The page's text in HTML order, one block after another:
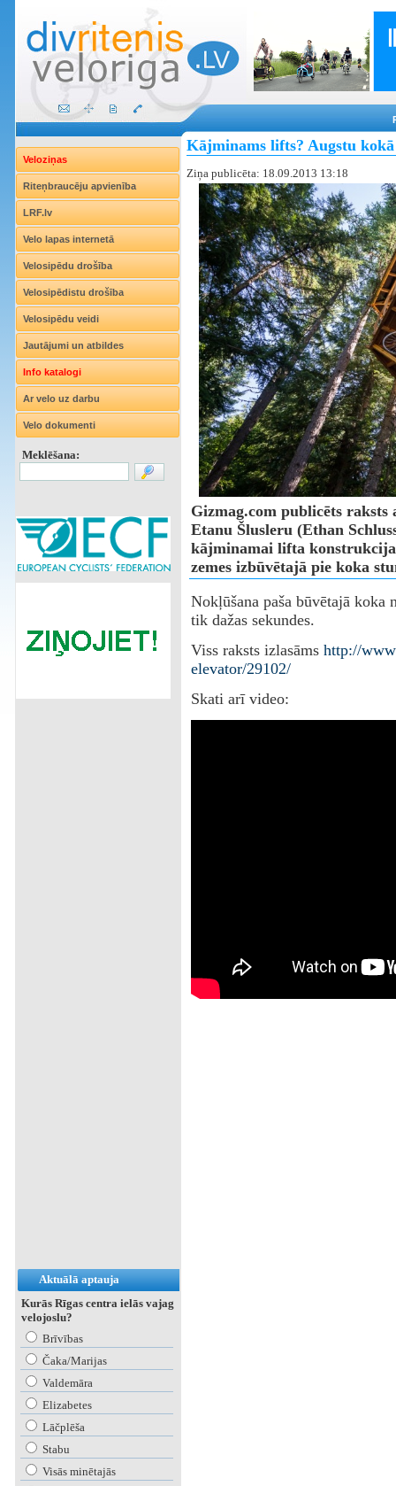
Veloziņas
Riteņbraucēju apvienība
LRF.lv
Velo lapas internetā
Velosipēdu drošība
Velosipēdistu drošība
Velosipēdu veidi
Jautājumi un atbildes
Info katalogi
Ar velo uz darbu
Velo dokumenti
Meklēšana:
Aktuālā aptauja
Kurās Rīgas centra ielās vajag
velojoslu?
Brīvības
Čaka/Marijas
Valdemāra
Elizabetes
Lāčplēša
Stabu
Visās minētajās
Kājminams lifts? Augstu
Ziņa publicēta: 18.09.2013 13:18
Gizmag.com publicēts raksts
Etanu Šlusleru (Ethan
kājminamai lifta
zemes izbūvētajā pie koka
Nokļūšana paša būvētajā koka
tik dažas sekundes.
Viss raksts izlasāms http://
elevator/29102/
Skati arī video: